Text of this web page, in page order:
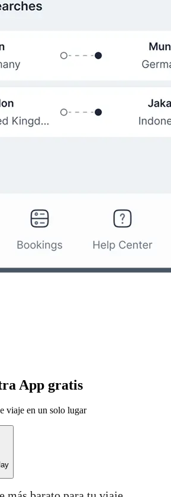
App gratis
viaje en un solo lugar